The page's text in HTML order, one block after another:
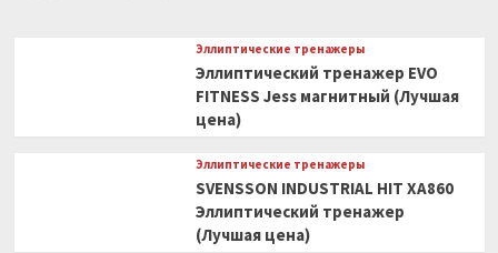
Эллиптические тренажеры
Эллиптический тренажер EVO
FITNESS Jess магнитный (Лучшая
цена)
Эллиптические тренажеры
SVENSSON INDUSTRIAL HIT XA860
Эллиптический тренажер
(Лучшая цена)